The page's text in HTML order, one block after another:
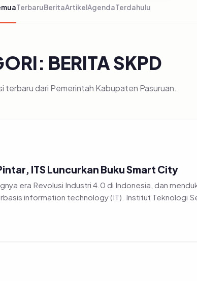
TerbaruBeritaArtikelAgendaTerdahulu
BERITA SKPD
terbaru dari Pemerintah Kabupaten Pasuruan.
ITS Luncurkan Buku Smart City
era Revolusi Industri 4.0 di Indonesia, dan
information technology (IT). Institut Teknologi